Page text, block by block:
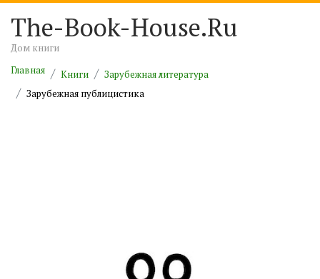
The-Book-House.Ru
Дом книги
Главная
Книги
Зарубежная литература
Зарубежная публицистика